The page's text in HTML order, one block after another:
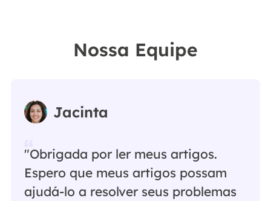
Nossa Equipe
Jacinta
"Obrigada por ler meus artigos.
Espero que meus artigos possam
ajudá-lo a resolver seus problemas